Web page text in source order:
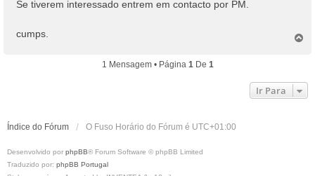
e
Se tiverem interessado entrem em contacto por PM.
cumps.
1 Mensagem • Página 1 De 1
Ir Para
Índice do Fórum O Fuso Horário do Fórum é UTC+01:00
Desenvolvido por phpBB® Forum Software © phpBB Limited
Traduzido por: phpBB Portugal